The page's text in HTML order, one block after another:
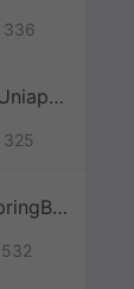
336
基于SpringBoot+Uniapp+微信小程序的英语学习激励小程序(附论文)
325
基于SSM+Vue+SpringBoot+MySQL的旅游景点推荐管理系统
532